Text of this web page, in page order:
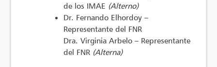
de los IMAE (Alterno)
Dr. Fernando Elhordoy –
Representante del FNR
Dra. Virginia Arbelo – Representante
del FNR (Alterna)